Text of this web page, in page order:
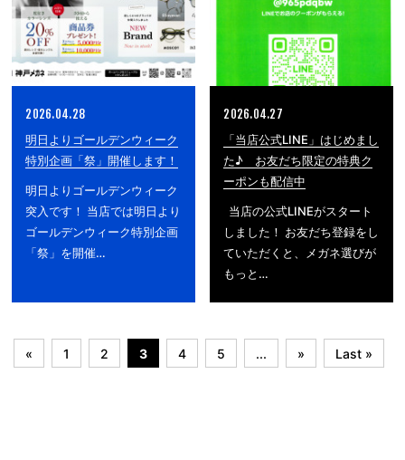
2026.04.28
明日よりゴールデンウィーク
特別企画「祭」開催します！
明日よりゴールデンウィーク
突入です！ 当店では明日より
ゴールデンウィーク特別企画
「祭」を開催…
2026.04.27
「当店公式LINE」はじめまし
た♪ お友だち限定の特典ク
ーポンも配信中
当店の公式LINEがスタート
しました！ お友だち登録をし
ていただくと、メガネ選びが
もっと…
« 1 2 3 4 5 ... » Last »